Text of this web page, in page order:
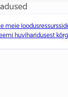
meie
huviharidusest